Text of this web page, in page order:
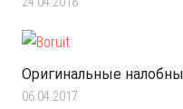
Оригинальные
06.04.2017